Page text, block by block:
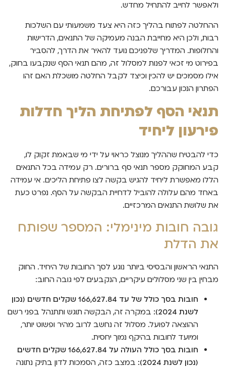
ולאפשר לחייב להתחיל מחדש.
ההחלטה לפתוח בהליך כזה היא צעד משמעותי עם השלכות
רבות, ולכן היא מחייבת הבנה מעמיקה של התנאים, הדרישות
והחלופות. המדריך שלפניכם נועד להאיר את הדרך, להסביר
בפירוט מי זכאי לפנות למסלול זה, מהם תנאי הסף שנקבעו בחוק,
אילו מסמכים יש להכין וכיצד לקבל החלטה מושכלת האם זהו
הפתרון הנכון עבורכם.
תנאי הסף לפתיחת הליך חדלות
פירעון ליחיד
כדי להבטיח שההליך מנוצל כראוי על ידי מי שבאמת זקוק לו,
קבע המחוקק מספר תנאי סף ברורים. רק עמידה בכל התנאים
הללו מאפשרת ליחיד להגיש בקשה לצו פתיחת הליכים. אי עמידה
באחד מהם עלולה להוביל לדחיית הבקשה על הסף. נפרט כעת
את שלושת התנאים המרכזיים.
גובה חובות מינימלי: המספר שפותח
את הדלת
התנאי הראשון והבסיסי ביותר נוגע לסך החובות של היחיד. החוק
מבחין בין שני מסלולים עיקריים, הנקבעים לפי גובה החוב:
חובות בסך כולל של עד 166,627.84 שקלים חדשים (נכון
לשנת 2024):
במקרה זה, הבקשה תוגש ותתנהל בפני רשם
ההוצאה לפועל. מסלול זה נחשב לרוב מהיר ופשוט יותר,
ומיועד לחובות בהיקף נמוך יחסית.
חובות בסך כולל העולה על 166,627.84 שקלים חדשים
(נכון לשנת 2024):
במצב כזה, הסמכות לדון בתיק נתונה